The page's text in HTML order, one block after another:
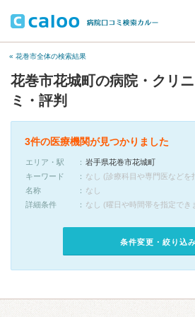
« 花巻市全体の検索結果
花巻市花城町の病院・クリ
ミ・評判
3件の医療機関が見つかりました
エリア・駅
岩手県花巻市花城町
キーワード
なし (診療科目や専門医などを
名称
なし
詳細条件
なし (曜日や時間帯を指定でき
条件変更・絞り込み